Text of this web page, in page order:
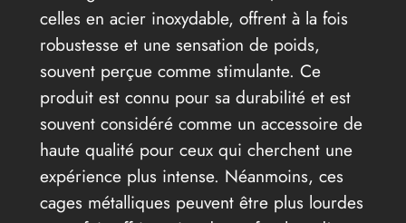
celles en acier inoxydable, offrent à la fois
robustesse et une sensation de poids,
souvent perçue comme stimulante. Ce
produit est connu pour sa durabilité et est
souvent considéré comme un accessoire de
haute qualité pour ceux qui cherchent une
expérience plus intense. Néanmoins, ces
cages métalliques peuvent être plus lourdes